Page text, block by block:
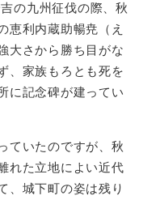
の九州征伐の際、秋
恵利内蔵助暢尭（え
大さから勝ち目がな
、家族もろとも死を
に記念碑が建ってい
ていたのですが、秋
れた立地によい近代
、城下町の姿は残り